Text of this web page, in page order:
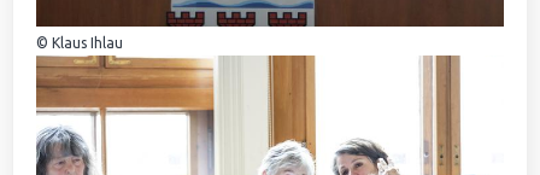
© Klaus Ihlau